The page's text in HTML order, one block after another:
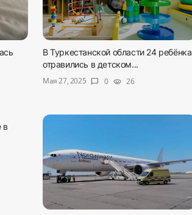
В Туркестанской области 24 ребёнка
отравились в детском...
Мая 27, 2025
chat_bubble 0 visibility 26
в